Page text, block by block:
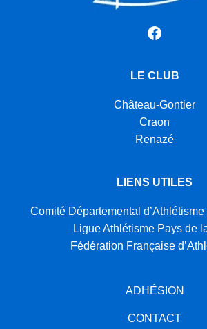
LE CLUB
Château-Gontier
Craon
Renazé
LIENS UTILES
Comité Départemental
Ligue Athlétisme Pays de
Fédération Française
ADHÉSION
CONTACT